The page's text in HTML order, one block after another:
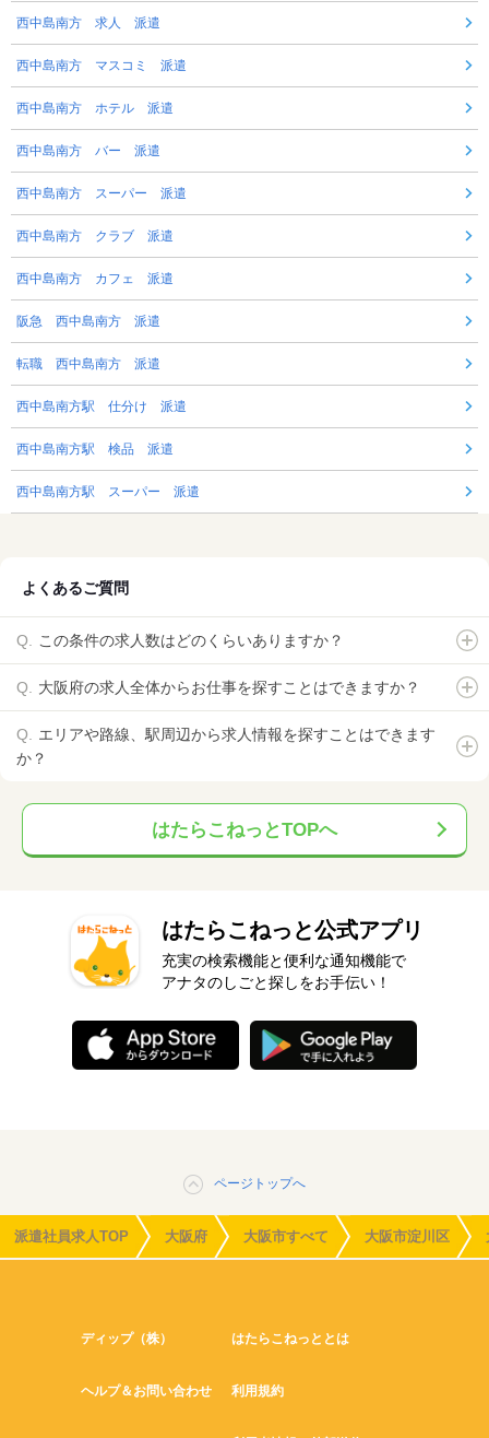
西中島南方 求人 派遣
西中島南方 マスコミ 派遣
西中島南方 ホテル 派遣
西中島南方 バー 派遣
西中島南方 スーパー 派遣
西中島南方 クラブ 派遣
西中島南方 カフェ 派遣
阪急 西中島南方 派遣
転職 西中島南方 派遣
西中島南方駅 仕分け 派遣
西中島南方駅 検品 派遣
西中島南方駅 スーパー 派遣
よくあるご質問
この条件の求人数はどのくらいありますか？
大阪府の求人全体からお仕事を探すことはできますか？
エリアや路線、駅周辺から求人情報を探すことはできます
か？
はたらこねっとTOPへ
はたらこねっと公式アプリ
充実の検索機能と便利な通知機能で
アナタのしごと探しをお手伝い！
ページトップへ
派遣社員求人TOP 大阪府 大阪市すべて 大阪市淀川区
ディップ（株） はたらこねっととは
ヘルプ＆お問い合わせ 利用規約